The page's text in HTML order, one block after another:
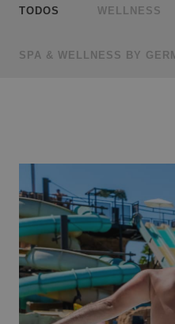
TODOS WELLNESS
SPA & WELLNESS BY